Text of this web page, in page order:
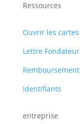
Ressources
Ouvrir les cartes
Lettre Fondateur
Remboursement
Identifiants
entreprise